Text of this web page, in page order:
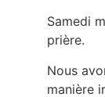
Samedi
prière.
Nous
manière